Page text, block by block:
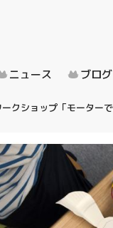
ニュース ブログ
クショップ「モーター